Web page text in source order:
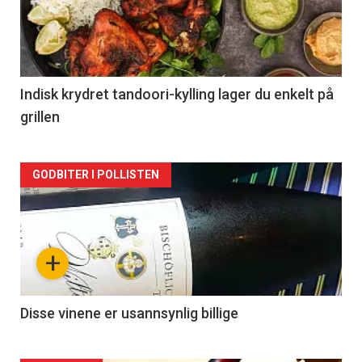
nå
-
2
Indisk krydret tandoori-kylling lager du enkelt på
grillen
Forsiden
akkurat
nå
3
+
GODBITER I POLLISTEN
Disse vinene er usannsynlig billige